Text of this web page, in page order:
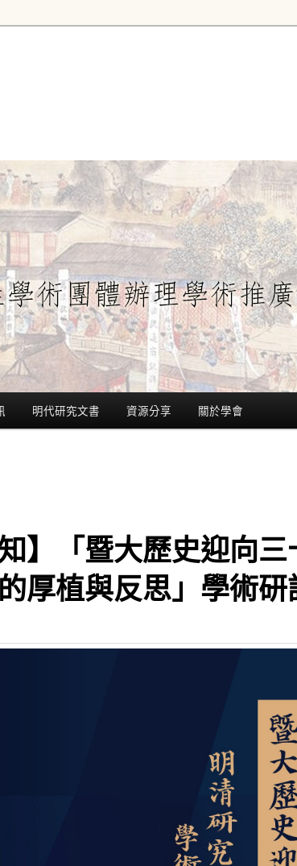
明代研究文書 資源分享 關於學會
知】「暨大歷史迎向
厚植與反思」學術研